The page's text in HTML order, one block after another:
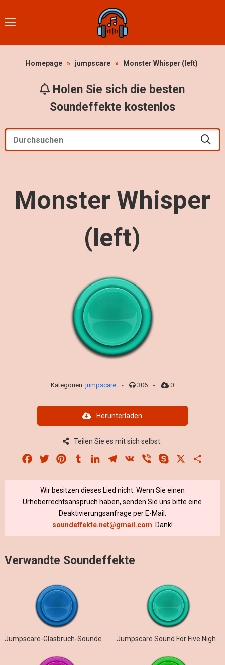
Homepage » jumpscare » Monster Whisper (left)
Holen Sie sich die besten
Soundeffekte kostenlos
Monster Whisper
(left)
Kategorien:jumpscare - 306 - 0
Herunterladen
Teilen Sie es mit sich selbst:
Facebook
Twitter PinterestTumblrLinkedInTelegram
VK Viber Skype
Wir besitzen dieses Lied nicht. Wenn Sie einen
Urheberrechtsanspruch haben, senden Sie uns bitte eine
Deaktivierungsanfrage per E-Mail:
soundeffekte.net@gmail.com . Dank!
Verwandte Soundeffekte